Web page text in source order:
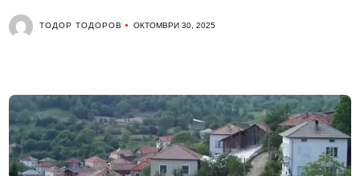
ТОДОР ТОДОРОВ ОКТОМВРИ 30, 2025